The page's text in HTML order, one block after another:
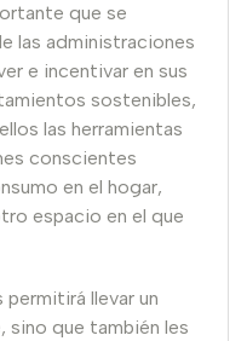
que se
las administraciones
e incentivar en sus
sostenibles,
las herramientas
conscientes
en el hogar,
espacio en el que
llevar un
sino que también les